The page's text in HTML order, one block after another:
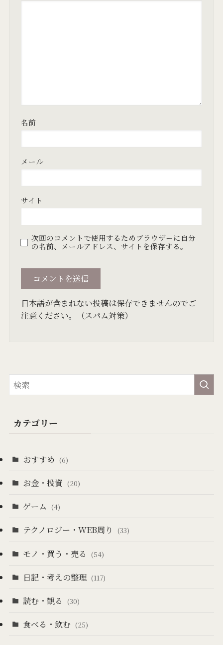
名前
メール
サイト
次回のコメントで使用するためブラウザーに自分
の名前、メールアドレス、サイトを保存する。
日本語が含まれない投稿は保存できませんのでご
注意ください。（スパム対策）
カテゴリー
おすすめ (6)
お金・投資 (20)
ゲーム (4)
テクノロジー・WEB周り (33)
モノ・買う・売る (54)
日記・考えの整理 (117)
読む・観る (30)
食べる・飲む (25)